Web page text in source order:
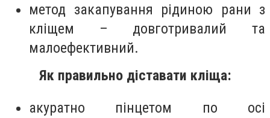
метод закапування рідиною рани з
кліщем – довготривалий та
малоефективний.
Як правильно діставати кліща:
акуратно пінцетом по осі